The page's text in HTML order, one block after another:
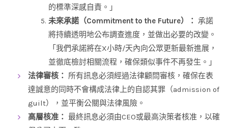
的標準深感自責。」
未來承諾（Commitment to the Future）： 承諾
將持續透明地公布調查進度，並做出必要的改變。
「我們承諾將在X小時/天內向公眾更新最新進展，
並徹底檢討相關流程，確保類似事件不再發生。」
法律審核： 所有訊息必須經過法律顧問審核，確保在表
達誠意的同時不會構成法律上的自認其罪（admission of
guilt），並平衡公關與法律風險。
高層核准： 最終訊息必須由CEO或最高決策者核准，以確